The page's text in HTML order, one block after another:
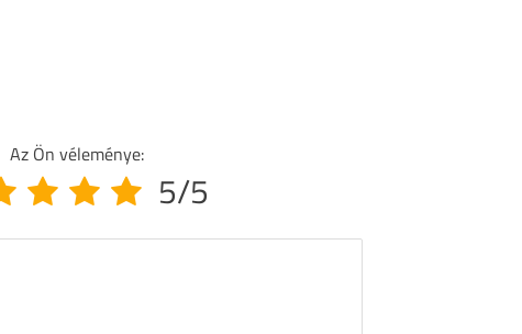
Az Ön véleménye:
5/5